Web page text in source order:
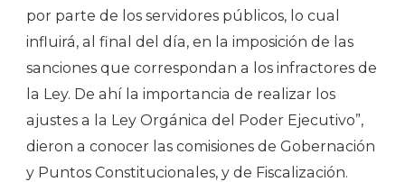
por parte de los servidores públicos, lo cual
influirá, al final del día, en la imposición de las
sanciones que correspondan a los infractores de
la Ley. De ahí la importancia de realizar los
ajustes a la Ley Orgánica del Poder Ejecutivo”,
dieron a conocer las comisiones de Gobernación
y Puntos Constitucionales, y de Fiscalización.